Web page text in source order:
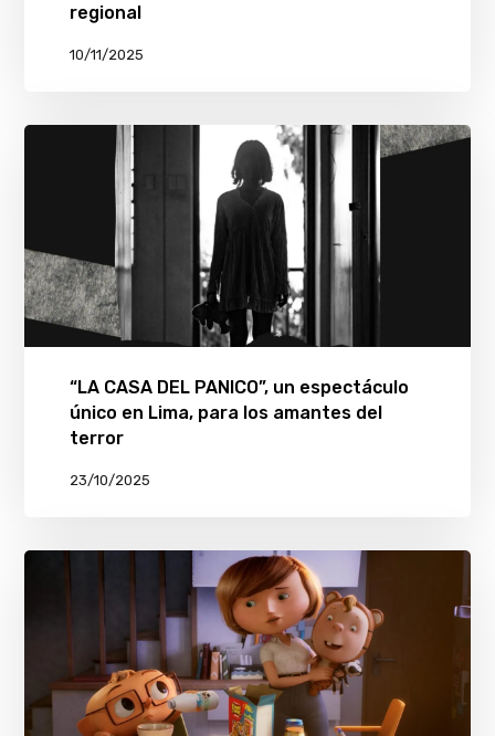
regional
10/11/2025
“LA CASA DEL PANICO”, un espectáculo
único en Lima, para los amantes del
terror
23/10/2025